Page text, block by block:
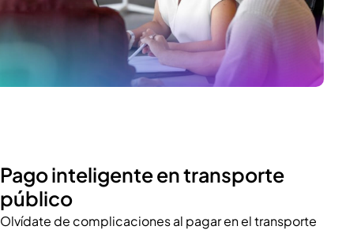
Pago inteligente en transporte
público
Olvídate de complicaciones al pagar en el transporte